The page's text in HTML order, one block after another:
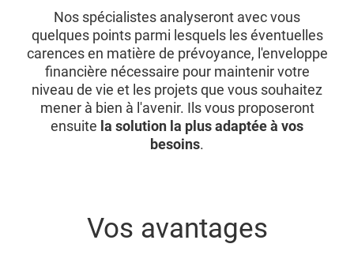
Nos spécialistes analyseront avec vous
quelques points parmi lesquels les éventuelles
carences en matière de prévoyance, l'enveloppe
financière nécessaire pour maintenir votre
niveau de vie et les projets que vous souhaitez
mener à bien à l'avenir. Ils vous proposeront
ensuite la solution la plus adaptée à vos
besoins.
Vos avantages